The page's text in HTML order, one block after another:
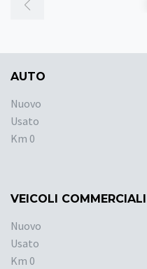
AUTO
Nuovo
Usato
Km 0
VEICOLI COMMERCIALI
Nuovo
Usato
Km 0